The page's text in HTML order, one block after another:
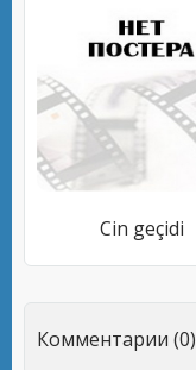
Cin geçidi
Комментарии (0)